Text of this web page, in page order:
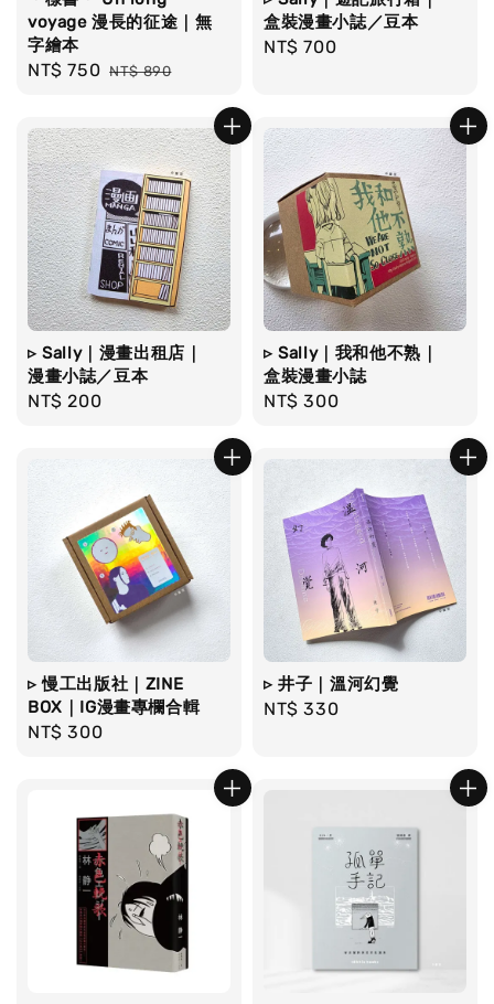
voyage 漫長的征途｜無
字繪本
Sale
NT$ 750 Regular
NT$ 890
盒裝漫畫小誌／豆本
Regular
NT$ 700
▹ Sally｜漫畫出租店｜
漫畫小誌／豆本
Regular
NT$ 200
▹ Sally｜我和他不熟｜
盒裝漫畫小誌
Regular
NT$ 300
▹ 慢工出版社｜ZINE
BOX｜IG漫畫專欄合輯
Regular
NT$ 300
▹ 井子｜溫河幻覺
Regular
NT$ 330